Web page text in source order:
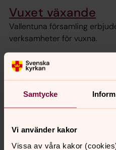
Samtycke
Vi använder kakor
Vissa av våra kakor
Vuxet växande
Vallentuna församling
verksamheter för vuxna.
Pilgrim
vandra
Pilgrim Vallentuna består
leden som är 19 km lång,